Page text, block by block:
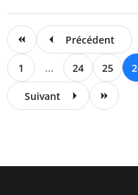
Précédent
1 ... 24 25
Suivant